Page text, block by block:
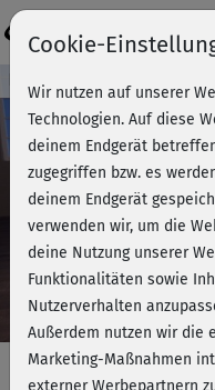
Kursvorschau - Jetzt mitmachen!
Cookie-
Wir nutzen auf unserer
Technologien. Auf diese
deinem Endgerät
zugegriffen bzw. es
deinem Endgerät
verwenden wir, um die
deine Nutzung unserer
Funktionalitäten sowie
Nutzerverhalten
Außerdem nutzen wir die
Marketing-Maßnahmen
externer Werbepartnern